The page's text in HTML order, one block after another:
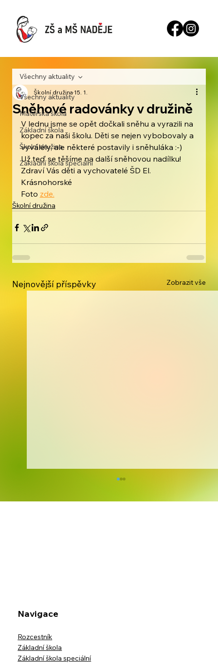
Všechny aktuality
Mateřská škola
Základní škola
Školní družina
Základní škola speciální
Všechny aktuality
Sněhové radovánky v družině
Školní družina15. 1.
V lednu jsme se opět dočkali sněhu a vyrazili na
kopec za naši školu. Děti se nejen vybobovaly a
vyválely, ale některé postavily i sněhuláka :-)
Už teď se těšíme na další sněhovou nadílku!
Zdraví Vás děti a vychovatelé ŠD El.
Krásnohorské
Foto zde.
Školní družina
Nejnovější příspěvky Zobrazit vše
Navigace
Rozcestník
Základní škola
Základní škola speciální